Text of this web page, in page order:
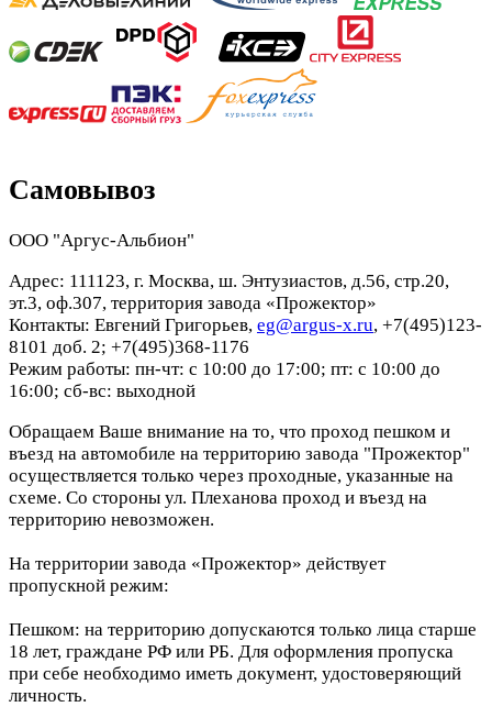
Самовывоз
ООО "Аргус-Альбион"
Адрес: 111123, г. Москва, ш. Энтузиастов, д.56, стр.20,
эт.3, оф.307, территория завода «Прожектор»
Контакты: Евгений Григорьев, eg@argus-x.ru, +7(495)123-
8101 доб. 2; +7(495)368-1176
Режим работы: пн-чт: с 10:00 до 17:00; пт: с 10:00 до
16:00; сб-вс: выходной
Обращаем Ваше внимание на то, что проход пешком и
въезд на автомобиле на территорию завода "Прожектор"
осуществляется только через проходные, указанные на
схеме. Со стороны ул. Плеханова проход и въезд на
территорию невозможен.
На территории завода «Прожектор» действует
пропускной режим:
Пешком: на территорию допускаются только лица старше
18 лет, граждане РФ или РБ. Для оформления пропуска
при себе необходимо иметь документ, удостоверяющий
личность.